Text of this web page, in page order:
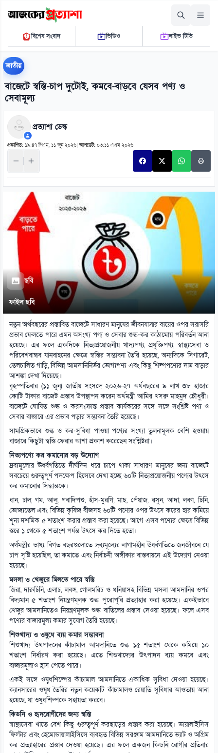
শনিবার, ০৮ আগস্ট ২০২৬
০৯ ৩৯ ৫৭ এ.এম.THE DAILY AJKER PROTTASHA
বিশেষ সংবাদ ভিডিও লাইভ টিভি
জাতীয়
বাজেটে স্বস্তি-চাপ দুটোই, কমবে-বাড়বে যেসব পণ্য ও
সেবামূল্য
প্রত্যাশা ডেস্ক
প্রকাশিত: ১৯:৪৭ পিএম, ১১ জুন ২০২৬ |আপডেট: ০৩:১১ এএম ২০২৬
ছবি
ফাইল ছবি
নতুন অর্থবছরের প্রস্তাবিত বাজেটে সাধারণ মানুষের জীবনযাত্রার ব্যয়ের ওপর সরাসরি
প্রভাব ফেলতে পারে এমন অসংখ্য পণ্য ও সেবার শুল্ক-কর কাঠামোয় পরিবর্তন আনা
হয়েছে। এর ফলে একদিকে নিত্যপ্রয়োজনীয় খাদ্যপণ্য, প্রযুক্তিপণ্য, স্বাস্থ্যসেবা ও
পরিবেশবান্ধব যানবাহনের ক্ষেত্রে স্বস্তির সম্ভাবনা তৈরি হয়েছে, অন্যদিকে সিগারেট,
তেলচালিত গাড়ি, বিভিন্ন আমদানিনির্ভর ভোগ্যপণ্য এবং কিছু শিল্পপণ্যের দাম বাড়ার
আশঙ্কা দেখা দিয়েছে।
বৃহস্পতিবার (১১ জুন) জাতীয় সংসদে ২০২৬-২৭ অর্থবছরের ৯ লাখ ৩৮ হাজার
কোটি টাকার বাজেট প্রস্তাব উপস্থাপন করেন অর্থমন্ত্রী আমির খসরু মাহমুদ চৌধুরী।
বাজেটে ঘোষিত শুল্ক ও করসংক্রান্ত প্রস্তাব কার্যকরের সঙ্গে সঙ্গে সংশ্লিষ্ট পণ্য ও
সেবার বাজারে এর প্রভাব পড়ার সম্ভাবনা তৈরি হয়েছে।
সামগ্রিকভাবে শুল্ক ও কর-সুবিধা পাওয়া পণ্যের সংখ্যা তুলনামূলক বেশি হওয়ায়
বাজারে কিছুটা স্বস্তি ফেরার আশা প্রকাশ করেছেন সংশ্লিষ্টরা।
নিত্যপণ্যে কর কমানোর বড় উদ্যোগ
দ্রব্যমূল্যের ঊর্ধ্বগতিতে দীর্ঘদিন ধরে চাপে থাকা সাধারণ মানুষের জন্য বাজেটে
সবচেয়ে গুরুত্বপূর্ণ পদক্ষেপ হিসেবে দেখা হচ্ছে ৬০টি নিত্যপ্রয়োজনীয় পণ্যের উৎসে
কর কমানোর সিদ্ধান্তকে।
ধান, চাল, গম, আলু, গবাদিপশু, হাঁস-মুরগি, মাছ, পেঁয়াজ, রসুন, আদা, লবণ, চিনি,
ভোজ্যতেল এবং বিভিন্ন কৃষিজ বীজসহ ৬০টি পণ্যের ওপর উৎসে করের হার কমিয়ে
শূন্য দশমিক ৫ শতাংশ করার প্রস্তাব করা হয়েছে। আগে এসব পণ্যের ক্ষেত্রে বিভিন্ন
স্তরে ১ থেকে ৫ শতাংশ পর্যন্ত উৎসে কর দিতে হতো।
অর্থমন্ত্রীর ভাষ্য, বিগত বছরগুলোতে দ্রব্যমূল্যের লাগামহীন ঊর্ধ্বগতিতে জনজীবনে যে
চাপ সৃষ্টি হয়েছিল, তা কমাতে এবং নির্বাচনী অঙ্গীকার বাস্তবায়নে এই উদ্যোগ নেওয়া
হয়েছে।
মসলা ও খেজুরে মিলতে পারে স্বস্তি
জিরা, দারুচিনি, এলাচ, লবঙ্গ, গোলমরিচ ও ধনিয়াসহ বিভিন্ন মসলা আমদানির ওপর
বিদ্যমান ৫ শতাংশ নিয়ন্ত্রণমূলক শুল্ক পুরোপুরি প্রত্যাহার করা হয়েছে। একইভাবে
খেজুর আমদানিতেও নিয়ন্ত্রণমূলক শুল্ক বাতিলের প্রস্তাব দেওয়া হয়েছে। ফলে এসব
পণ্যের বাজারমূল্য কমার সুযোগ তৈরি হয়েছে।
শিশুখাদ্য ও ওষুধে ব্যয় কমার সম্ভাবনা
শিশুখাদ্য উৎপাদনের কাঁচামাল আমদানিতে শুল্ক ১৫ শতাংশ থেকে কমিয়ে ১০
শতাংশ নির্ধারণ করা হয়েছে। এতে শিশুখাদ্যের উৎপাদন ব্যয় কমবে এবং
বাজারমূল্যও হ্রাস পেতে পারে।
একই সঙ্গে ওষুধশিল্পের কাঁচামাল আমদানিতে একাধিক সুবিধা দেওয়া হয়েছে।
ক্যানসারের ওষুধ তৈরির নতুন কয়েকটি কাঁচামালও রেয়াতি সুবিধার আওতায় আনা
হয়েছে, যা ওষুধশিল্পকে সহায়তা করবে।
কিডনি ও হৃদরোগীদের জন্য স্বস্তি
স্বাস্থ্যসেবা খাতে বেশ কিছু গুরুত্বপূর্ণ করছাড়ের প্রস্তাব করা হয়েছে। ডায়ালাইসিস
ফিল্টার এবং হেমোডায়ালাইসিসে ব্যবহৃত বিভিন্ন সরঞ্জাম আমদানিতে ভ্যাট ও অগ্রিম
কর প্রত্যাহারের প্রস্তাব দেওয়া হয়েছে। এর ফলে একজন কিডনি রোগীর প্রতিবার